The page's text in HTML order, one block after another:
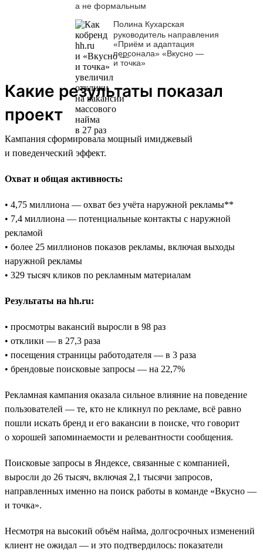
а не формальным
Полина Кухарская
руководитель направления
«Приём и адаптация
персонала» «Вкусно —
и точка»
Какие результаты показал
проект
Кампания сформировала мощный имиджевый
и поведенческий эффект.
Охват и общая активность:
• 4,75 миллиона — охват без учёта наружной рекламы**
• 7,4 миллиона — потенциальные контакты с наружной
рекламой
• более 25 миллионов показов рекламы, включая выходы
наружной рекламы
• 329 тысяч кликов по рекламным материалам
Результаты на hh.ru:
• просмотры вакансий выросли в 98 раз
• отклики — в 27,3 раза
• посещения страницы работодателя — в 3 раза
• брендовые поисковые запросы — на 22,7%
Рекламная кампания оказала сильное влияние на поведение
пользователей — те, кто не кликнул по рекламе, всё равно
пошли искать бренд и его вакансии в поиске, что говорит
о хорошей запоминаемости и релевантности сообщения.
Поисковые запросы в Яндексе, связанные с компанией,
выросли до 26 тысяч, включая 2,1 тысячи запросов,
направленных именно на поиск работы в команде «Вкусно —
и точка».
Несмотря на высокий объём найма, долгосрочных изменений
клиент не ожидал — и это подтвердилось: показатели